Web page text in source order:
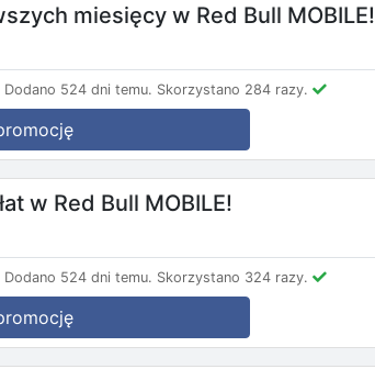
miesięcy w Red Bull MOBILE!
Dodano 524 dni temu. Skorzystano 284 razy.
w Red Bull MOBILE!
Dodano 524 dni temu. Skorzystano 324 razy.